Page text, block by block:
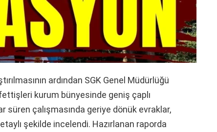
ardından SGK Genel Müdürlüğü
kurum bünyesinde geniş çaplı
çalışmasında geriye dönük evraklar,
şekilde incelendi. Hazırlanan raporda